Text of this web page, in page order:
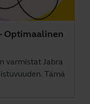
Optimaalinen
varmistat Jabra
Tämä